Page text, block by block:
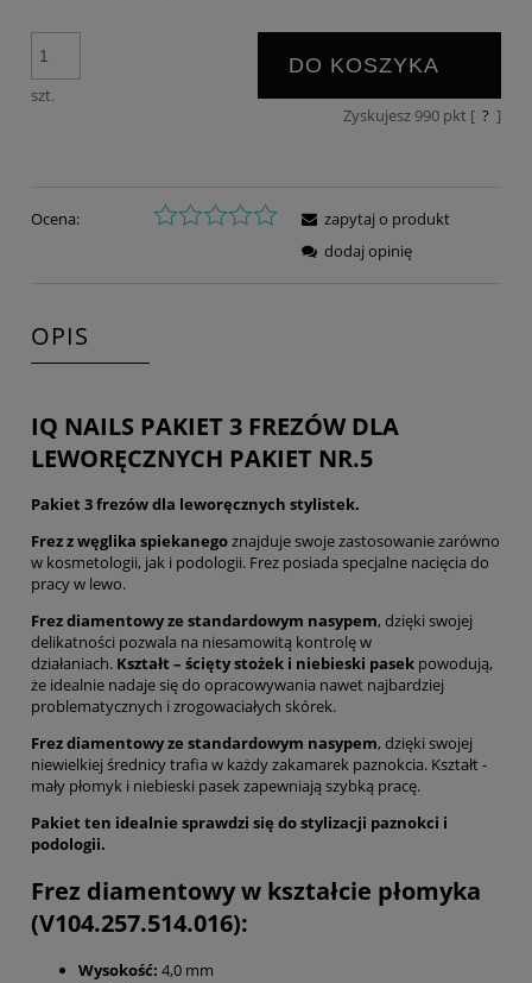
szt.
DO KOSZYKA
Zyskujesz 990pkt [ ? ]
Ocena:
zapytaj o produkt
dodaj opinię
OPIS
IQ NAILS PAKIET 3 FREZÓW DLA
LEWORĘCZNYCH PAKIET NR.5
Pakiet 3 frezów dla leworęcznych stylistek.
Frez z węglika spiekanegoznajduje swoje zastosowanie zarówno
w kosmetologii, jak i podologii. Frez posiada specjalne nacięcia do
pracy w lewo.
Frez diamentowy ze standardowym nasypem, dzięki swojej
delikatności pozwala na niesamowitą kontrolę w
działaniach. Kształt – ścięty stożek i niebieski pasek powodują,
że idealnie nadaje się do opracowywania nawet najbardziej
problematycznych i zrogowaciałych skórek.
Frez diamentowy ze standardowym nasypem, dzięki swojej
niewielkiej średnicy trafia w każdy zakamarek paznokcia. Kształt -
mały płomyk i niebieski pasek zapewniają szybką pracę.
Pakiet ten idealnie sprawdzi się do stylizacji paznokci i
podologii.
Frez diamentowy w kształcie płomyka
(V104.257.514.016):
Wysokość: 4,0 mm